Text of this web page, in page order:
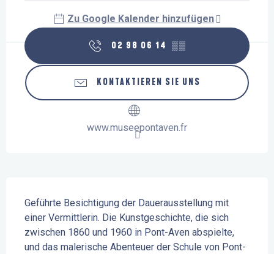
Zu Google Kalender hinzufügen
02 98 06 14 ▒▒
KONTAKTIEREN SIE UNS
www.museepontaven.fr
Geführte Besichtigung der Dauerausstellung mit
einer Vermittlerin. Die Kunstgeschichte, die sich
zwischen 1860 und 1960 in Pont-Aven abspielte,
und das malerische Abenteuer der Schule von Pont-